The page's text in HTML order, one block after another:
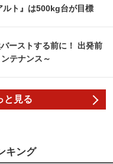
ルト』は500kg台が目標
ーストする前に！ 出発前
テナンス～
と見る
キング